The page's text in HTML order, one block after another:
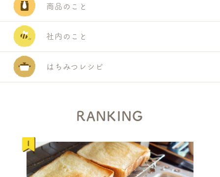
商品のこと
社内のこと
はちみつレシピ
RANKING